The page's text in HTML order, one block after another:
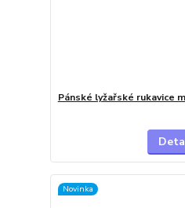
Pánské lyžařské rukavice
Novinka